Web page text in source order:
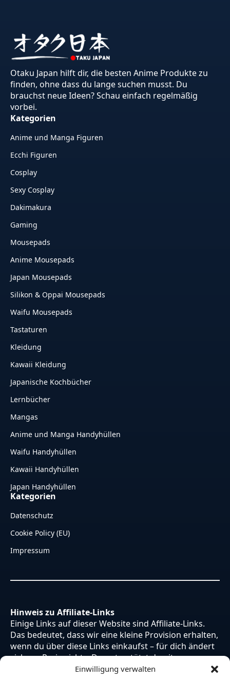
Einwilligung verwalten
Otaku Japan hilft dir, die besten Anime Produkte zu
finden, ohne dass du lange suchen musst. Du
brauchst neue Ideen? Schau einfach regelmäßig
vorbei.
Kategorien
Anime und Manga Figuren
Ecchi Figuren
Cosplay
Sexy Cosplay
Dakimakura
Gaming
Mousepads
Anime Mousepads
Japan Mousepads
Silikon & Oppai Mousepads
Waifu Mousepads
Tastaturen
Kleidung
Kawaii Kleidung
Japanische Kochbücher
Lernbücher
Mangas
Anime und Manga Handyhüllen
Waifu Handyhüllen
Kawaii Handyhüllen
Japan Handyhüllen
Kategorien
Datenschutz
Cookie Policy (EU)
Impressum
Hinweis zu Affiliate-Links
Einige Links auf dieser Website sind Affiliate-Links.
Das bedeutet, dass wir eine kleine Provision erhalten,
wenn du über diese Links einkaufst – für dich ändert
sich am Preis nichts. Du unterstützt damit unsere
Arbeit. Vielen Dank dafür!